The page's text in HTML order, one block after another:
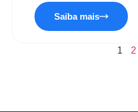
Saiba mais
1 2